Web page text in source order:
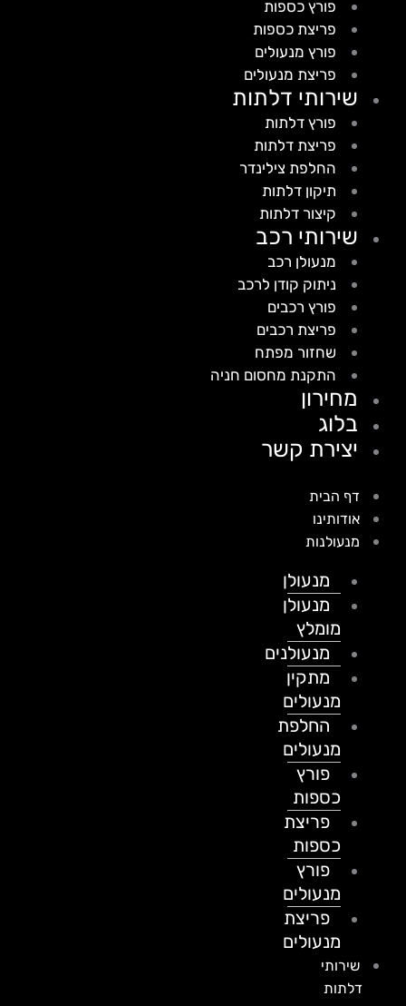
פורץ כספות
פריצת כספות
פורץ מנעולים
פריצת מנעולים
שירותי דלתות
פורץ דלתות
פריצת דלתות
החלפת צילינדר
תיקון דלתות
קיצור דלתות
שירותי רכב
מנעולן רכב
ניתוק קודן לרכב
פורץ רכבים
פריצת רכבים
שחזור מפתח
התקנת מחסום חניה
מחירון
בלוג
יצירת קשר
דף הבית
אודותינו
מנעולנות
מנעולן
מנעולן
מומלץ
מנעולנים
מתקין
מנעולים
החלפת
מנעולים
פורץ
כספות
פריצת
כספות
פורץ
מנעולים
פריצת
מנעולים
שירותי
דלתות